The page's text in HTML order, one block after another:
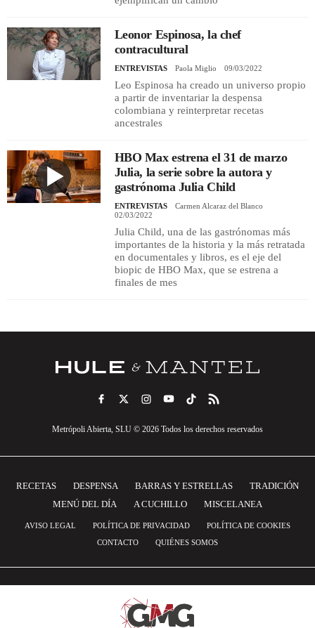
Leonor Espinosa, la chef
contracultural
ENTREVISTAS Paola Miglio 09/03/2022
Leo Espinosa ha creado un universo propio
a partir de inventariar la despensa
colombiana y reinterpretar recetas
ancestrales
HBO Max estrena el 31 de marzo
Julia, la serie sobre la autora y
gastrónoma Julia Child
ENTREVISTAS
Carmen Alcaraz del Blanco
02/03/2022
Julia Child, una de las gastrónomas más
importantes de la historia y la más retratada
en documentales y libros, es el eje del
biopic de HBO Max, que se estrena a
finales de mes
Metrópoli Abierta, SLU © 2026 Todos los derechos reservados
RECETAS DESPENSA BARRAS Y ESTRELLAS
TRADICIÓN
MENÚ DEL DÍA
A CUCHILLO MISCELANEA
AVISO LEGAL POLÍTICA DE PRIVACIDAD
POLÍTICA DE COOKIES
CONTACTO
QUIÉNES SOMOS